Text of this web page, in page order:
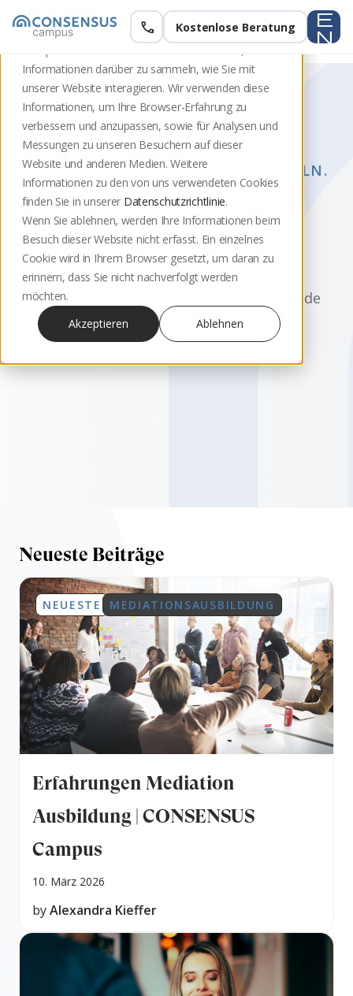
Diese Website speichert Cookies auf Ihrem
Informationen darüber zu sammeln, wie Sie mit
unserer Website interagieren. Wir verwenden diese
Informationen, um Ihre Browser-Erfahrung zu
verbessern und anzupassen, sowie für Analysen und
Messungen zu unseren Besuchern auf dieser
Website und anderen Medien. Weitere
Informationen zu den von uns verwendeten Cookies
finden Sie in unserer Datenschutzrichtlinie.
Wenn Sie ablehnen, werden Ihre Informationen beim
Besuch dieser Website nicht erfasst. Ein einzelnes
Cookie wird in Ihrem Browser gesetzt, um daran zu
erinnern, dass Sie nicht nachverfolgt werden
möchten.
Akzeptieren
Ablehnen
call Kostenlose Beratung
e
n
MEDIATION LERNEN. KONFLIKTE
LÖSEN. KOMPETENZEN ENTWICKELN.
CONSENSUS Campus
Blog
Einblicke in die Mediation
Fachwissen, Praxisbeispiele und Hintergründe
zu Mediation, Konfliktmanagement und
professioneller Weiterbildung.
Neueste Beiträge
NEUESTE MEDIATIONSAUSBILDUNG
Erfahrungen Mediation
Ausbildung | CONSENSUS
Campus
10. März 2026
byAlexandra Kieffer